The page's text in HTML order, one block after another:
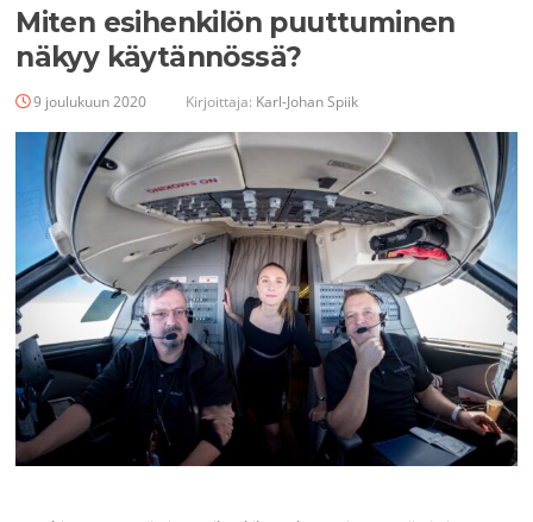
Miten esihenkilön puuttuminen
näkyy käytännössä?
9 joulukuun 2020 Kirjoittaja: Karl-Johan Spiik